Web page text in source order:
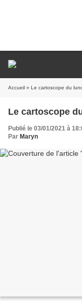
Accueil » Le cartoscope du
Le cartoscope
Publié le 03/01/2021 à
Par Maryn